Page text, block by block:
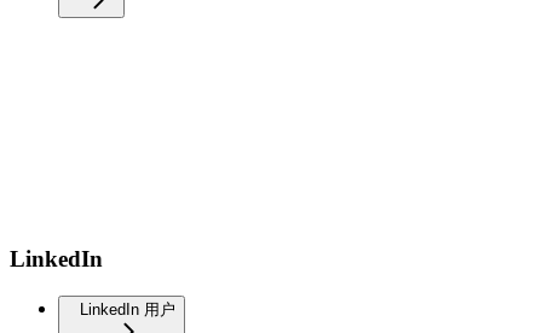
LinkedIn
LinkedIn 用户